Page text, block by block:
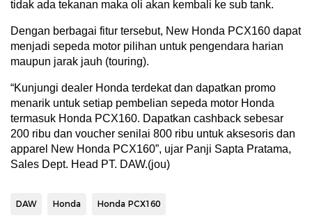
tidak ada tekanan maka oli akan kembali ke sub tank.
Dengan berbagai fitur tersebut, New Honda PCX160 dapat
menjadi sepeda motor pilihan untuk pengendara harian
maupun jarak jauh (touring).
“Kunjungi dealer Honda terdekat dan dapatkan promo
menarik untuk setiap pembelian sepeda motor Honda
termasuk Honda PCX160. Dapatkan cashback sebesar
200 ribu dan voucher senilai 800 ribu untuk aksesoris dan
apparel New Honda PCX160”, ujar Panji Sapta Pratama,
Sales Dept. Head PT. DAW.(jou)
DAW Honda Honda PCX160